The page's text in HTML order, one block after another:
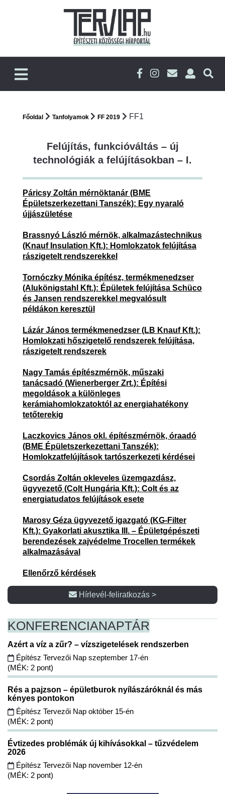
Főoldal Tanfolyamok FF 2019 FF1
Felújítás, funkcióváltás – új
technológiák a felújításokban – I.
Páricsy Zoltán mérnöktanár (BME
Épületszerkezettani Tanszék): Egy nyaraló
újjászületése
Brassnyó László mérnök, alkalmazástechnikus
(Knauf Insulation Kft.): Homlokzatok felújítása
rászigetelt rendszerekkel
Tornóczky Mónika építész, termékmenedzser
(Alukönigstahl Kft.): Épületek felújítása Schüco
és Jansen rendszerekkel megvalósult
példákon keresztül
Lázár János termékmenedzser (LB Knauf Kft.):
Homlokzati hőszigetelő rendszerek felújítása,
rászigetelt rendszerek
Nagy Tamás építészmérnök, műszaki
tanácsadó (Wienerberger Zrt.): Építési
megoldások a különleges
kerámiahomlokzatoktól az energiahatékony
tetőterekig
Laczkovics János okl. építészmérnök, óraadó
(BME Épületszerkezettani Tanszék):
Homlokzatfelújítások tartószerkezeti kérdései
Csordás Zoltán okleveles üzemgazdász,
ügyvezető (Colt Hungária Kft.): Colt és az
energiatudatos felújítások esete
Marosy Géza ügyvezető igazgató (KG-Filter
Kft.): Gyakorlati akusztika III. – Épületgépészeti
berendezések zajvédelme Trocellen termékek
alkalmazásával
Ellenőrző kérdések
Hírlevél-feliratkozás >
KONFERENCIANAPTÁR
Azért a víz a zűr? – vízszigetelések rendszerben
Építész Tervezői Nap szeptember 17-én
(MÉK: 2 pont)
Rés a pajzson – épületburok nyílászáróknál és más
kényes pontokon
Építész Tervezői Nap október 15-én
(MÉK: 2 pont)
Évtizedes problémák új kihívásokkal – tűzvédelem
2026
Építész Tervezői Nap november 12-én
(MÉK: 2 pont)